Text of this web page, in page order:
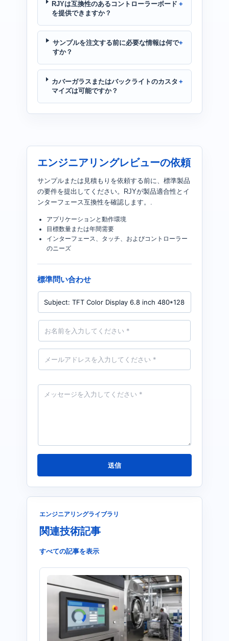
RJYは互換性のあるコントローラーボード
を提供できますか？
サンプルを注文する前に必要な情報は何で
すか？
カバーガラスまたはバックライトのカスタ
マイズは可能ですか？
エンジニアリングレビューの依頼
サンプルまたは見積もりを依頼する前に、標準製品
の要件を提出してください。RJYが製品適合性とイ
ンターフェース互換性を確認します。.
アプリケーションと動作環境
目標数量または年間需要
インターフェース、タッチ、およびコントローラー
のニーズ
標準問い合わせ
製
名
*
メ
ル
メ
送信
エンジニアリングライブラリ
関連技術記事
すべての記事を表示